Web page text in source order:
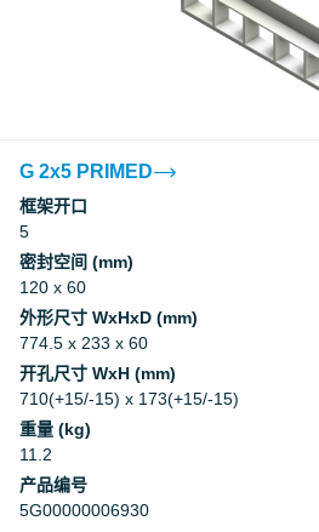
G 2x5 PRIMED
框架开口
5
密封空间 (mm)
120 x 60
外形尺寸 WxHxD (mm)
774.5 x 233 x 60
开孔尺寸 WxH (mm)
710(+15/-15) x 173(+15/-15)
重量 (kg)
11.2
产品编号
5G00000006930